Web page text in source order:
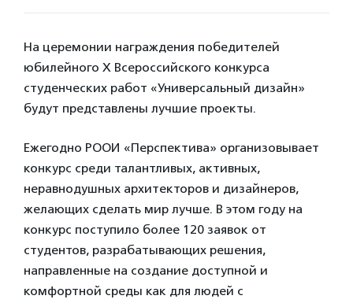
На церемонии награждения победителей
юбилейного X Всероссийского конкурса
студенческих работ «Универсальный дизайн»
будут представлены лучшие проекты.
Ежегодно РООИ «Перспектива» организовывает
конкурс среди талантливых, активных,
неравнодушных архитекторов и дизайнеров,
желающих сделать мир лучше. В этом году на
конкурс поступило более 120 заявок от
студентов, разрабатывающих решения,
направленные на создание доступной и
комфортной среды как для людей с